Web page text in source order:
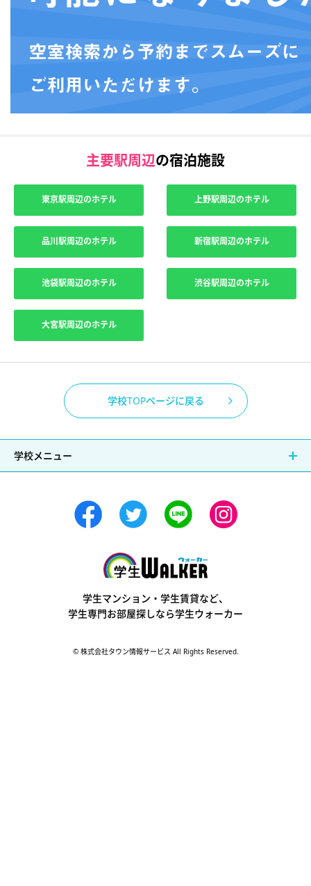
主要駅周辺の宿泊施設
東京駅周辺のホテル 上野駅周辺のホテル
品川駅周辺のホテル 新宿駅周辺のホテル
池袋駅周辺のホテル 渋谷駅周辺のホテル
大宮駅周辺のホテル
学校TOPページに戻る
学校メニュー
学生マンション・学生賃貸など、
学生専門お部屋探しなら学生ウォーカー
© 株式会社タウン情報サービス All Rights Reserved.